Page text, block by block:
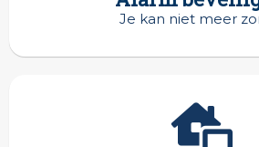
Je kan niet meer